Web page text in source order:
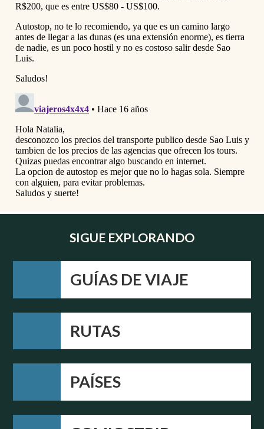
SIGUE EXPLORANDO
GUÍAS DE VIAJE
RUTAS
PAÍSES